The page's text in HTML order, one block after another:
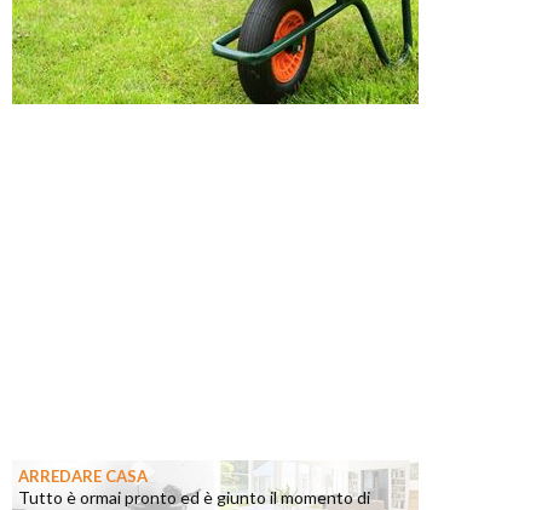
ARREDARE CASA
Tutto è ormai pronto ed è giunto il momento di